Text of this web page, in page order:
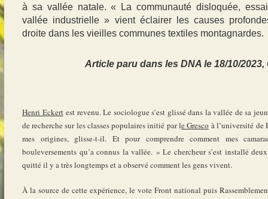
à sa vallée natale. « La communauté disloquée,
vallée industrielle » vient éclairer les causes
droite dans les vieilles communes textiles montagnardes.
Article paru dans les DNA le 18/10/2023,
Henri Eckertest revenu. Le sociologue s’est glissé dans la vallée de sa
de recherche sur les classes populaires initié par le Gresco à l’université de
mes origines, glisse-t-il. Et pour comprendre comment mes
bouleversements qu’a connus la vallée. » Le chercheur s’est installé
quitté il y a très longtemps et a observé comment les gens vivent.
À la source de cette expérience, le vote Front national puis